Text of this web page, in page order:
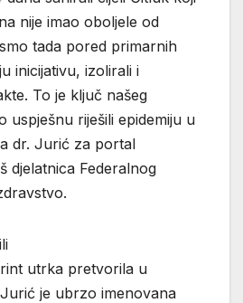
nije imao oboljele od
tada pored primarnih
inicijativu, izolirali i
To je ključ našeg
uspješnu riješili epidemiju u
dr. Jurić za portal
djelatnica Federalnog
utrka pretvorila u
je ubrzo imenovana